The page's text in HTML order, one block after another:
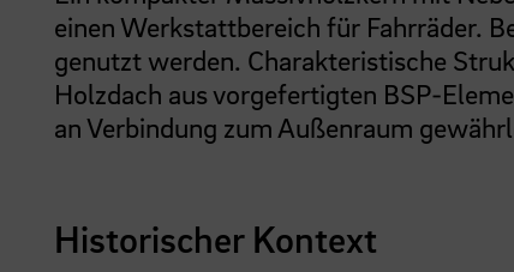
einen Werkstattbereich für Fahrräder.
genutzt werden. Charakteristische
Holzdach aus vorgefertigten BSP-
an Verbindung zum Außenraum
Historischer Kontext